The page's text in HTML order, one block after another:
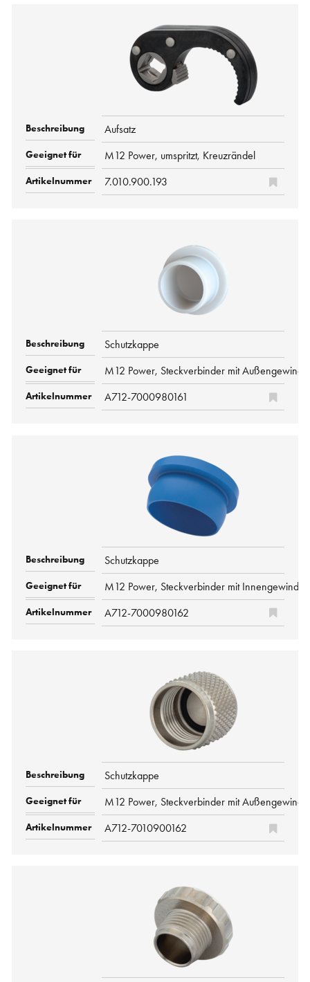
Aufsatz
M12 Power, umspritzt, Kreuzrändel
7.010.900.193
Schutzkappe
M12 Power, Steckverbinder mit Außengewinde
A712-7000980161
Schutzkappe
M12 Power, Steckverbinder mit Innengewinde
A712-7000980162
Schutzkappe
M12 Power, Steckverbinder mit Außengewinde
A712-7010900162